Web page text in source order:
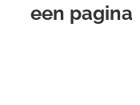
een pagina